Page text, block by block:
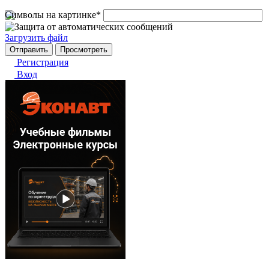
Символы на картинке*
Загрузить файл
Регистрация
Вход